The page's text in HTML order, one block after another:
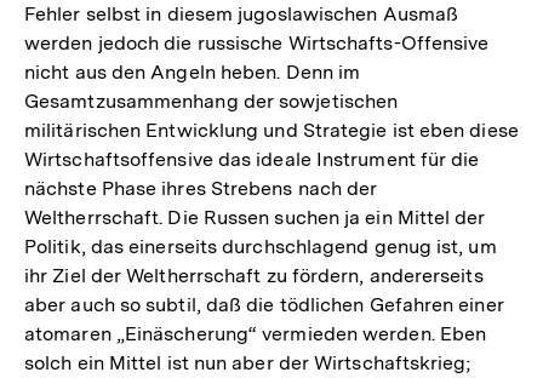
Fehler selbst in diesem jugoslawischen Ausmaß
werden jedoch die russische Wirtschafts-Offensive
nicht aus den Angeln heben. Denn im
Gesamtzusammenhang der sowjetischen
militärischen Entwicklung und Strategie ist eben diese
Wirtschaftsoffensive das ideale Instrument für die
nächste Phase ihres Strebens nach der
Weltherrschaft. Die Russen suchen ja ein Mittel der
Politik, das einerseits durchschlagend genug ist, um
ihr Ziel der Weltherrschaft zu fördern, andererseits
aber auch so subtil, daß die tödlichen Gefahren einer
atomaren „Einäscherung“ vermieden werden. Eben
solch ein Mittel ist nun aber der Wirtschaftskrieg;